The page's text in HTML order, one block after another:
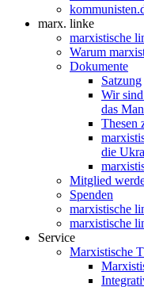
marx. linke
marxistische
Warum
Dokumente
Satzung
Wir
das
Thesen
die
Mitglied
Spenden
marxistische
marxistische
Service
Marxistische